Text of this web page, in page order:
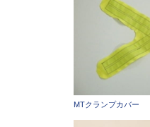
MTクランプカバー